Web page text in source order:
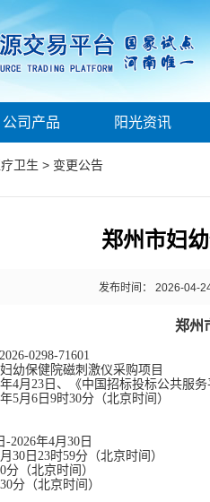
公司产品 阳光资讯
卫生 > 变更公告
郑州市妇
发布时间： 2026-04-
郑州
0298-71601
幼保健院磁刺激仪采购项目
4月 23 日、《中国招标投标公共服
5月6日9时30分 （北京时间）
-2026年4月 30 日
月 30 日 23时59分（北京时间）
分 （北京时间）
分 （北京时间）